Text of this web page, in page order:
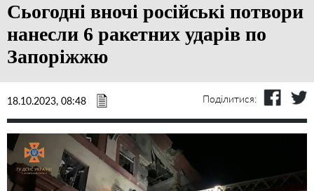
Сьогодні вночі російські потвори
нанесли 6 ракетних ударів по
Запоріжжю
18.10.2023, 08:48 Поділитися: